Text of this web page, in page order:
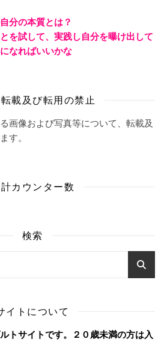
分の本質とは？
を試して、実践し自分を曝け出して
なればいいかな
載及び転用の禁止
画像および写真等について、転載及
す。
カウンター数
検索
イトについて
トサイトです。２０歳未満の方は入